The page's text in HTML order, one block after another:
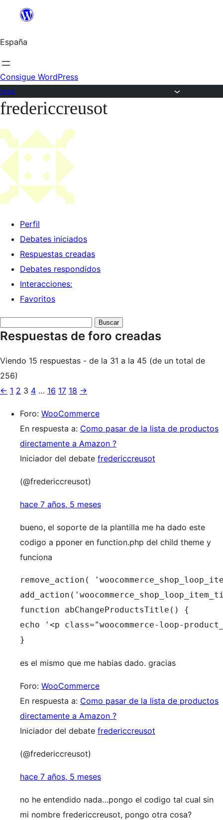
Saltar
contenido
España
Consigue WordPress
Saltar
contenido
fredericcreusot
Perfil
Debates iniciados
Respuestas creadas
Debates respondidos
Interacciones:
Favoritos
respuestas:
Respuestas de foro creadas
Viendo 15 respuestas - de la 31 a la 45 (de un total de
256)
← 1 2 3 4 … 16 17 18 →
Foro: WooCommerce
En respuesta a: Como pasar de la lista de productos
directamente a Amazon ?
Iniciador del debate fredericcreusot
(@fredericcreusot)
hace 7 años, 5 meses
bueno, el soporte de la plantilla me ha dado este
codigo a pponer en function.php del child theme y
funciona
remove_action(
function abChangeProductsTitle() {
echo '<p class="woocommerce-loop-
}
es el mismo que me habias dado. gracias
Foro: WooCommerce
En respuesta a: Como pasar de la lista de productos
directamente a Amazon ?
Iniciador del debate fredericcreusot
(@fredericcreusot)
hace 7 años, 5 meses
no he entendido nada…pongo el codigo tal cual sin
mi nombre fredericcreusot, pongo otra cosa?